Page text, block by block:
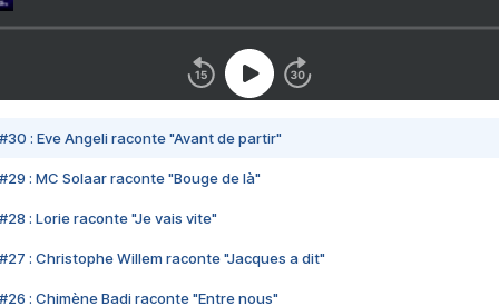
#30 : Eve Angeli raconte "Avant de partir"
#29 : MC Solaar raconte "Bouge de là"
#28 : Lorie raconte "Je vais vite"
#27 : Christophe Willem raconte "Jacques a dit"
#26 : Chimène Badi raconte "Entre nous"